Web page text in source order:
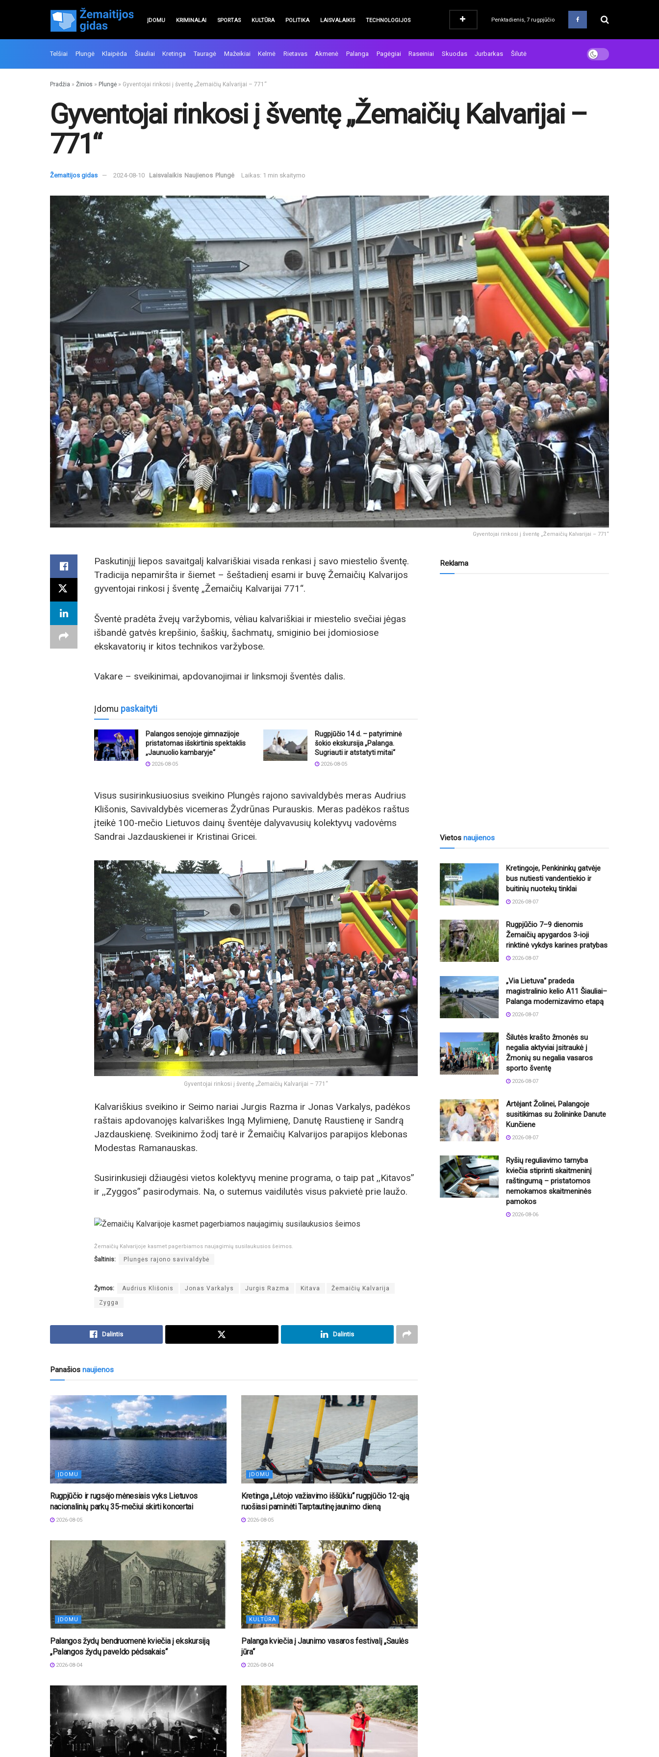
ĮDOMU KRIMINALAI SPORTAS KULTŪRA POLITIKA LAISVALAIKIS TECHNOLOGIJOS Penktadienis, 7 rugpjūčio
Telšiai Plungė Klaipėda Šiauliai Kretinga Tauragė Mažeikiai Kelmė Rietavas Akmenė Palanga Pagėgiai Raseiniai Skuodas Jurbarkas Šilutė
Pradžia » Žinios » Plungė » Gyventojai rinkosi į šventę „Žemaičių Kalvarijai – 771“
Gyventojai rinkosi į šventę „Žemaičių Kalvarijai –
771“
Žemaitijos gidas 2024-08-10 Laisvalaikis Naujienos Plungė Laikas: 1 min skaitymo
Gyventojai rinkosi į šventę „Žemaičių Kalvarijai – 771“
Paskutinįjį liepos savaitgalį kalvariškiai visada renkasi į savo miestelio šventę.
Tradicija nepamiršta ir šiemet – šeštadienį esami ir buvę Žemaičių Kalvarijos
gyventojai rinkosi į šventę „Žemaičių Kalvarijai 771“.
Šventė pradėta žvejų varžybomis, vėliau kalvariškiai ir miestelio svečiai jėgas
išbandė gatvės krepšinio, šaškių, šachmatų, smiginio bei įdomiosiose
ekskavatorių ir kitos technikos varžybose.
Vakare – sveikinimai, apdovanojimai ir linksmoji šventės dalis.
Įdomu paskaityti
Palangos senojoje gimnazijoje
pristatomas išskirtinis spektaklis
„Jaunuolio kambaryje“
2026-08-05
Rugpjūčio 14 d. – patyriminė
šokio ekskursija „Palanga.
Sugriauti ir atstatyti mitai“
2026-08-05
Visus susirinkusiuosius sveikino Plungės rajono savivaldybės meras Audrius
Klišonis, Savivaldybės vicemeras Žydrūnas Purauskis. Meras padėkos raštus
įteikė 100-mečio Lietuvos dainų šventėje dalyvavusių kolektyvų vadovėms
Sandrai Jazdauskienei ir Kristinai Gricei.
Gyventojai rinkosi į šventę „Žemaičių Kalvarijai – 771“
Kalvariškius sveikino ir Seimo nariai Jurgis Razma ir Jonas Varkalys, padėkos
raštais apdovanojęs kalvariškes Ingą Mylimienę, Danutę Raustienę ir Sandrą
Jazdauskienę. Sveikinimo žodį tarė ir Žemaičių Kalvarijos parapijos klebonas
Modestas Ramanauskas.
Susirinkusieji džiaugėsi vietos kolektyvų menine programa, o taip pat ,,Kitavos”
ir ,,Zyggos” pasirodymais. Na, o sutemus vaidilutės visus pakvietė prie laužo.
Žemaičių Kalvarijoje kasmet pagerbiamos naujagimių susilaukusios šeimos.
Šaltinis: Plungės rajono savivaldybė
Žymos: Audrius Klišonis Jonas Varkalys Jurgis Razma Kitava Žemaičių Kalvarija
Zygga
Dalintis Dalintis
Panašios naujienos
ĮDOMU
Rugpjūčio ir rugsėjo mėnesiais vyks Lietuvos
nacionalinių parkų 35-mečiui skirti koncertai
2026-08-05
ĮDOMU
Kretinga „Lėtojo važiavimo iššūkiu“ rugpjūčio 12-ąją
ruošiasi paminėti Tarptautinę jaunimo dieną
2026-08-05
ĮDOMU
Palangos žydų bendruomenė kviečia į ekskursiją
„Palangos žydų paveldo pėdsakais“
2026-08-04
KULTŪRA
Palanga kviečia į Jaunimo vasaros festivalį „Saulės
jūra“
2026-08-04
Reklama
Vietos naujienos
Kretingoje, Penkininkų gatvėje
bus nutiesti vandentiekio ir
buitinių nuotekų tinklai
2026-08-07
Rugpjūčio 7–9 dienomis
Žemaičių apygardos 3-ioji
rinktinė vykdys karines pratybas
2026-08-07
„Via Lietuva“ pradeda
magistralinio kelio A11 Šiauliai–
Palanga modernizavimo etapą
2026-08-07
Šilutės krašto žmonės su
negalia aktyviai įsitraukė į
Žmonių su negalia vasaros
sporto šventę
2026-08-07
Artėjant Žolinei, Palangoje
susitikimas su žolininke Danute
Kunčiene
2026-08-07
Ryšių reguliavimo tarnyba
kviečia stiprinti skaitmeninį
raštingumą – pristatomos
nemokamos skaitmeninės
pamokos
2026-08-06